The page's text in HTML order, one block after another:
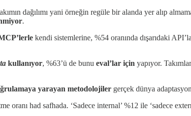
dağılımı yani örneğin regüle bir alanda yer alıp
.
kendi sistemlerine, %54 oranında dışarıdaki
kullanıyor, %63’ü de bunu eval’lar için yapıyor.
yarayan metodolojiler gerçek dünya
oranı had safhada. ‘Sadece internal’ %12 ile ‘sadece